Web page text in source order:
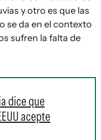
y otro es que las
se da en el contexto
sufren la falta de
dice que
acepte